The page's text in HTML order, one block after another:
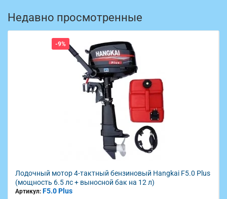
Недавно просмотренные
-9%
Лодочный мотор 4-тактный бензиновый Hangkai F5.0 Plus
(мощность 6.5 лс + выносной бак на 12 л)
Артикул: F5.0 Plus